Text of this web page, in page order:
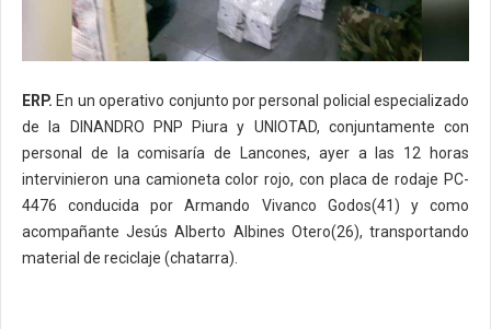
ERP. En un operativo conjunto por personal policial especializado
de la DINANDRO PNP Piura y UNIOTAD, conjuntamente con
personal de la comisaría de Lancones, ayer a las 12 horas
intervinieron una camioneta color rojo, con placa de rodaje PC-
4476 conducida por Armando Vivanco Godos(41) y como
acompañante Jesús Alberto Albines Otero(26), transportando
material de reciclaje (chatarra).